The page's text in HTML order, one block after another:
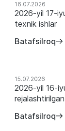
16.07.2026
2026-yil 17-
texnik ishlar
Batafsilroq
15.07.2026
2026-yil 16-
Batafsilroq